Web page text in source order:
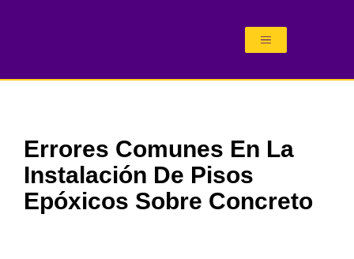
Errores Comunes En La
Instalación De Pisos
Epóxicos Sobre Concreto